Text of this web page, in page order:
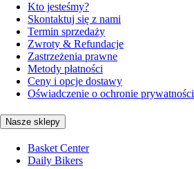
Kto jesteśmy?
Skontaktuj się z nami
Termin sprzedaży
Zwroty & Refundacje
Zastrzeżenia prawne
Metody płatności
Ceny i opcje dostawy
Oświadczenie o ochronie prywatności
Nasze sklepy
Basket Center
Daily Bikers